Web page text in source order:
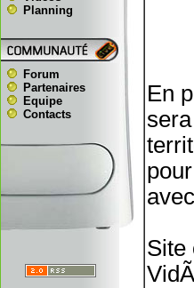
Planning
Forum
Partenaires
Equipe
Contacts
En
Site